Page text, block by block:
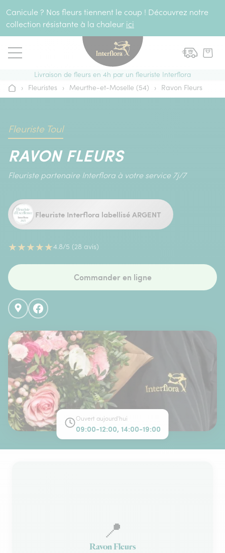
Canicule ? Nos fleurs tiennent le coup ! Découvrez notre
collection résistante à la chaleur ici
Livraison de fleurs en 4h par un fleuriste Interflora
Accueil
› Fleuristes › Meurthe-et-Moselle (54) › Ravon Fleurs
Fleuriste Toul
RAVON FLEURS
Fleuriste partenaire Interflora à votre service 7j/7
Fleuriste Interflora labellisé ARGENT
★★★★★4.8/5 (28 avis)
Commander en ligne
Ouvert aujourd'hui
09:00-12:00, 14:00-19:00
📍
Ravon Fleurs